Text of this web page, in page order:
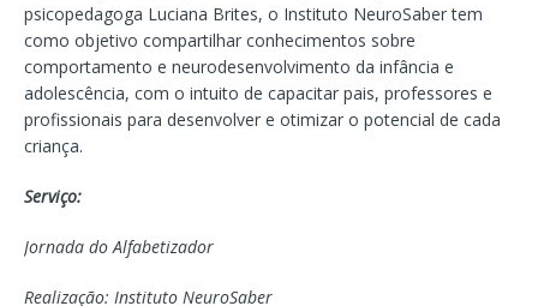
psicopedagoga Luciana Brites, o Instituto NeuroSaber tem
como objetivo compartilhar conhecimentos sobre
comportamento e neurodesenvolvimento da infância e
adolescência, com o intuito de capacitar pais, professores e
profissionais para desenvolver e otimizar o potencial de cada
criança.
Serviço:
Jornada do Alfabetizador
Realização: Instituto NeuroSaber